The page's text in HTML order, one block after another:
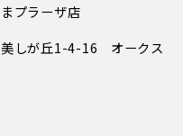
プラーザ店
美しが丘1-4-16 オークス